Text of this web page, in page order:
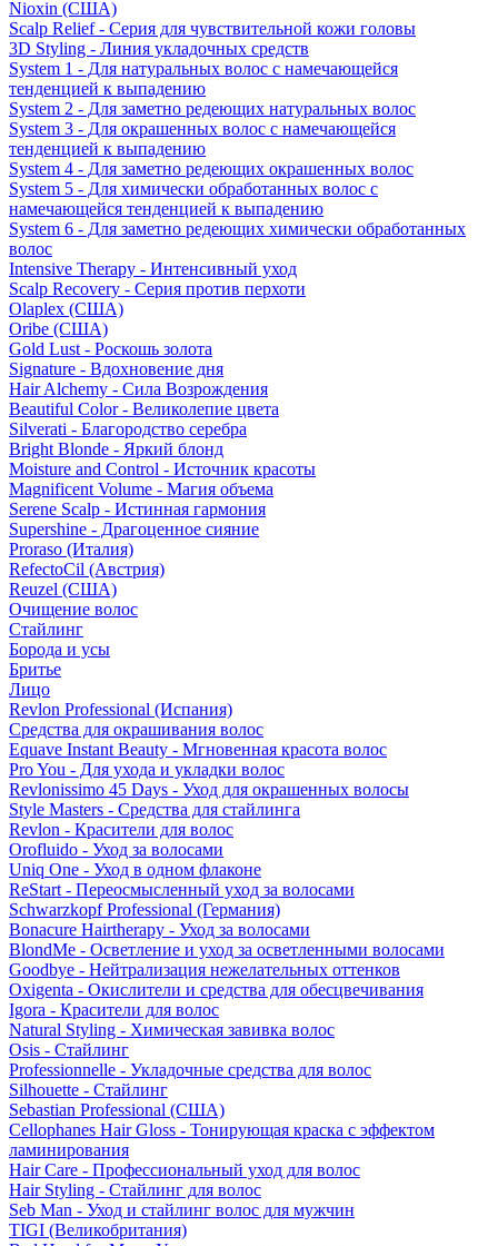
Nioxin (США)
Scalp Relief - Серия для чувствительной кожи головы
3D Styling - Линия укладочных средств
System 1 - Для натуральных волос с намечающейся
тенденцией к выпадению
System 2 - Для заметно редеющих натуральных волос
System 3 - Для окрашенных волос с намечающейся
тенденцией к выпадению
System 4 - Для заметно редеющих окрашенных волос
System 5 - Для химически обработанных волос с
намечающейся тенденцией к выпадению
System 6 - Для заметно редеющих химически обработанных
волос
Intensive Therapy - Интенсивный уход
Scalp Recovery - Серия против перхоти
Olaplex (США)
Oribe (США)
Gold Lust - Роскошь золота
Signature - Вдохновение дня
Hair Alchemy - Сила Возрождения
Beautiful Color - Великолепие цвета
Silverati - Благородство серебра
Bright Blonde - Яркий блонд
Moisture and Control - Источник красоты
Magnificent Volume - Магия объема
Serene Scalp - Истинная гармония
Supershine - Драгоценное сияние
Proraso (Италия)
RefectoCil (Австрия)
Reuzel (США)
Очищение волос
Стайлинг
Борода и усы
Бритье
Лицо
Revlon Professional (Испания)
Средства для окрашивания волос
Equave Instant Beauty - Мгновенная красота волос
Pro You - Для ухода и укладки волос
Revlonissimo 45 Days - Уход для окрашенных волосы
Style Masters - Средства для стайлинга
Revlon - Красители для волос
Orofluido - Уход за волосами
Uniq One - Уход в одном флаконе
ReStart - Переосмысленный уход за волосами
Schwarzkopf Professional (Германия)
Bonacure Hairtherapy - Уход за волосами
BlondMe - Осветление и уход за осветленными волосами
Goodbye - Нейтрализация нежелательных оттенков
Oxigenta - Окислители и средства для обесцвечивания
Igora - Красители для волос
Natural Styling - Химическая завивка волос
Osis - Стайлинг
Professionnelle - Укладочные средства для волос
Silhouette - Стайлинг
Sebastian Professional (США)
Cellophanes Hair Gloss - Тонирующая краска с эффектом
ламинирования
Hair Care - Профессиональный уход для волос
Hair Styling - Стайлинг для волос
Seb Man - Уход и стайлинг волос для мужчин
TIGI (Великобритания)